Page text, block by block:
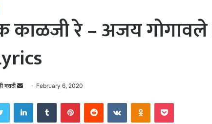
काळजी रे – अजय
मराठी
n
d
February 6, 2020